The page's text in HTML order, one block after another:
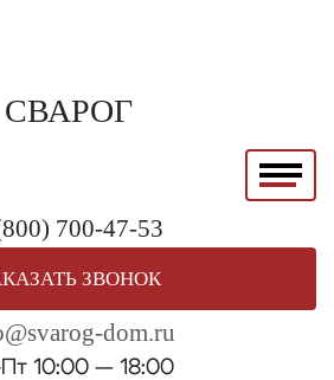
700-47-53
ЗВОНОК
dom.ru
10:00 — 18:00